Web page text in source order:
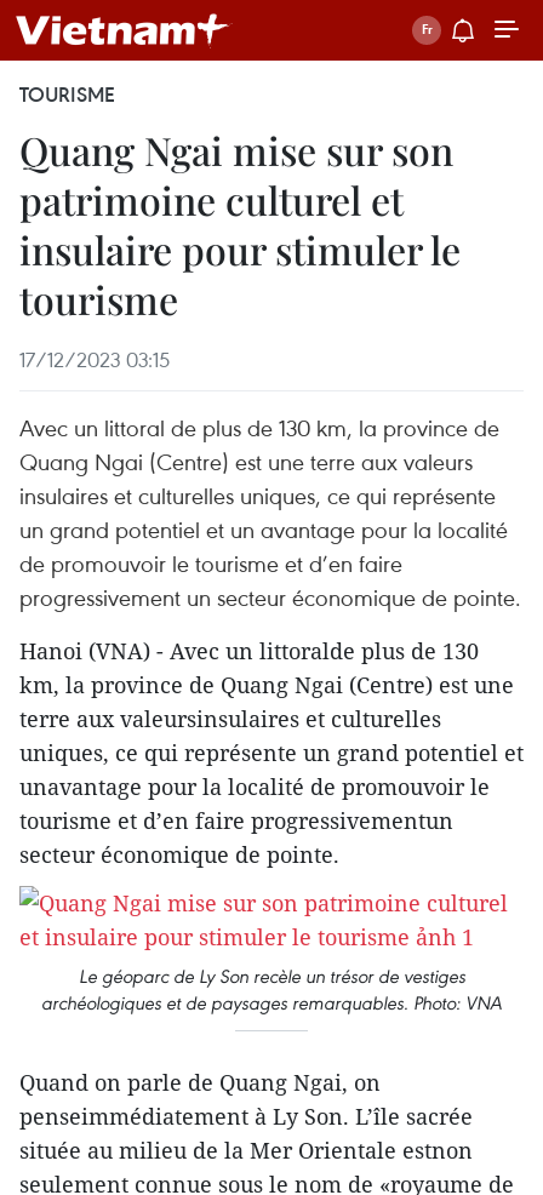
TOURISME
Quang Ngai mise sur son
patrimoine culturel et
insulaire pour stimuler le
tourisme
17/12/2023 03:15
Avec un littoral de plus de 130 km, la province de
Quang Ngai (Centre) est une terre aux valeurs
insulaires et culturelles uniques, ce qui représente
un grand potentiel et un avantage pour la localité
de promouvoir le tourisme et d’en faire
progressivement un secteur économique de pointe.
Hanoi (VNA) - Avec un littoralde plus de 130
km, la province de Quang Ngai (Centre) est une
terre aux valeursinsulaires et culturelles
uniques, ce qui représente un grand potentiel et
unavantage pour la localité de promouvoir le
tourisme et d’en faire progressivementun
secteur économique de pointe.
Le géoparc de Ly Son recèle un trésor de vestiges
archéologiques et de paysages remarquables. Photo: VNA
Quand on parle de Quang Ngai, on
penseimmédiatement à Ly Son. L’île sacrée
située au milieu de la Mer Orientale estnon
seulement connue sous le nom de «royaume de